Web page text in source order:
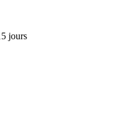
jours